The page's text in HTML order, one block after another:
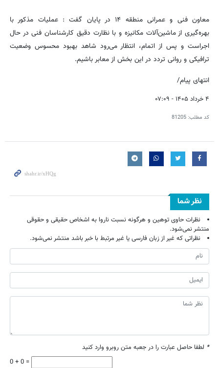
معاون فنی و عمرانی منطقه ۱۴ در پایان گفت : عملیات مذکور با
بهره‌گیری از ماشین‌آلات مکانیزه و با نظارت دقیق کارشناسان فنی در حال
اجراست و پس از اتمام، انتظار می‌رود شاهد بهبود محسوس وضعیت
ترافیکی و روانی تردد در این بخش از معابر باشیم.
انتهای پیام/
۴ خرداد ۱۴۰۵ - ۰۷:۰۹
کد مطلب: 81205
نظر شما
نظرات حاوی توهین و هرگونه نسبت ناروا به اشخاص حقیقی و حقوقی
منتشر نمی‌شود.
نظراتی که غیر از زبان فارسی یا غیر مرتبط با خبر باشد منتشر نمی‌شود.
* لطفا حاصل عبارت را در جعبه متن روبرو وارد کنید
0 + 0 =